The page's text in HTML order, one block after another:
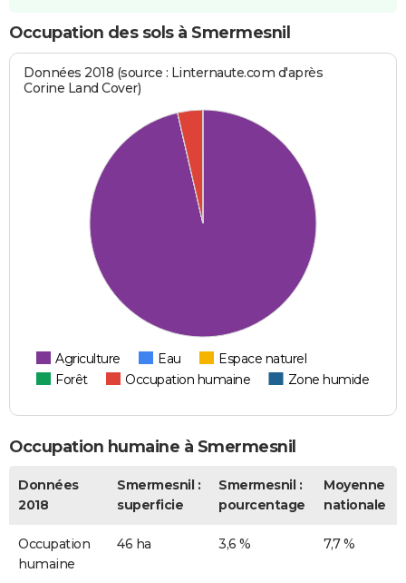
Occupation des sols à Smermesnil
Données 2018 (source : Linternaute.com d'après
Corine Land Cover)
Agriculture Eau
Espace naturel
Forêt
Occupation humaine Zone humide
Occupation humaine à Smermesnil
Données
2018
Smermesnil :
superficie
Smermesnil :
pourcentage
Moyenne
nationale
Occupation
humaine
46 ha 3,6 % 7,7 %